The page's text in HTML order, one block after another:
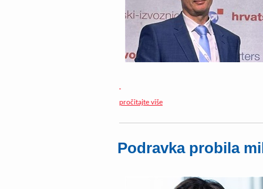
pročitajte više
Podravka probila